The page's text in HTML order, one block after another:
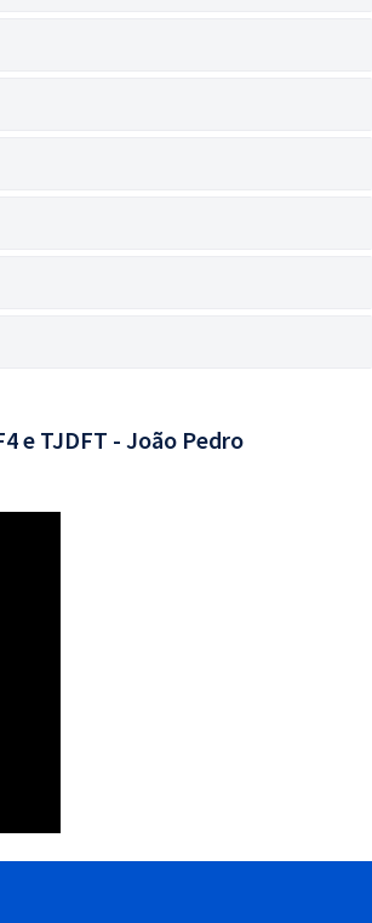
e TJDFT - João Pedro